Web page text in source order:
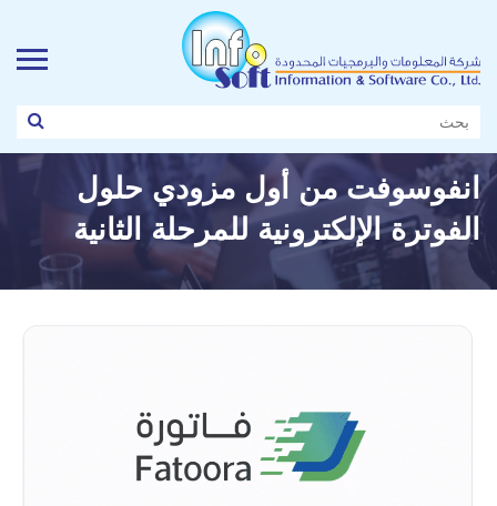
انفوسوفت من أول مزودي حلول
الفوترة الإلكترونية للمرحلة الثانية